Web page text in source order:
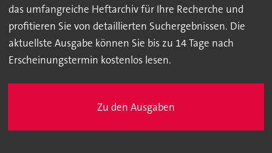
das umfangreiche Heftarchiv für Ihre Recherche und
profitieren Sie von detaillierten Suchergebnissen. Die
aktuellste Ausgabe können Sie bis zu 14 Tage nach
Erscheinungstermin kostenlos lesen.
Zu den Ausgaben